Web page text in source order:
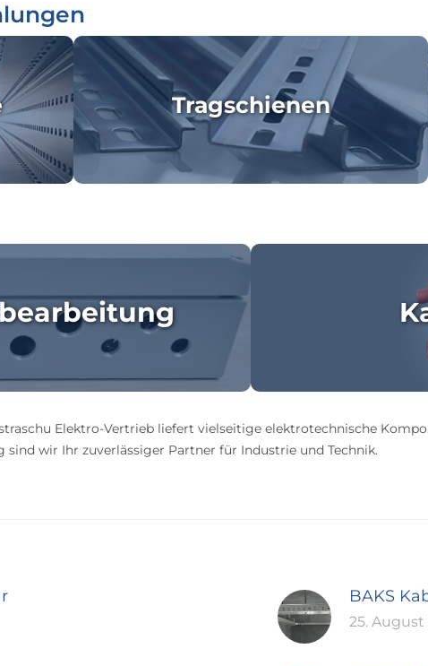
Tragschienen
Elektro-Vertrieb liefert vielseitige elektrotechnische
wir Ihr zuverlässiger Partner für Industrie und Technik.
BAKS
25. August